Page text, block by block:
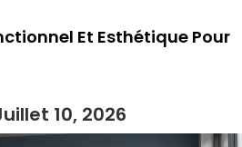
Et Esthétique Pour
10, 2026